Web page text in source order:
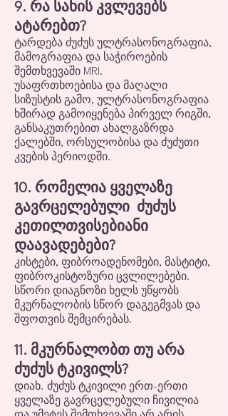
9. რა სახის კვლევებს
ატარებთ?
ტარდება ძუძუს ულტრასონოგრაფია,
მამოგრაფია და საჭიროების
შემთხვევაში MRI.
უსაფრთხოებისა და მაღალი
სიზუსტის გამო, ულტრასონოგრაფია
ხშირად გამოიყენება პირველ რიგში,
განსაკუთრებით ახალგაზრდა
ქალებში, ორსულობისა და ძუძუთი
კვების პერიოდში.
10. რომელია ყველაზე
გავრცელებული ძუძუს
კეთილთვისებიანი
დაავადებები?
კისტები, ფიბროადენომები, მასტიტი,
ფიბროკისტოზური ცვლილებები.
სწორი დიაგნოზი ხელს უწყობს
მკურნალობის სწორ დაგეგმვას და
შფოთვის შემცირებას.
11. მკურნალობთ თუ არა
ძუძუს ტკივილს?
დიახ. ძუძუს ტკივილი ერთ-ერთი
ყველაზე გავრცელებული ჩივილია